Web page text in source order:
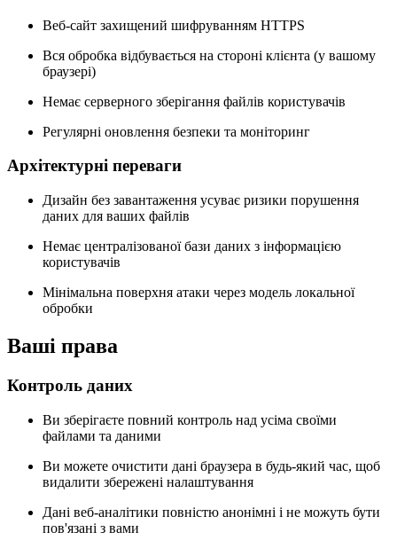
Веб-сайт захищений шифруванням HTTPS
Вся обробка відбувається на стороні клієнта (у вашому
браузері)
Немає серверного зберігання файлів користувачів
Регулярні оновлення безпеки та моніторинг
Архітектурні переваги
Дизайн без завантаження усуває ризики порушення
даних для ваших файлів
Немає централізованої бази даних з інформацією
користувачів
Мінімальна поверхня атаки через модель локальної
обробки
Ваші права
Контроль даних
Ви зберігаєте повний контроль над усіма своїми
файлами та даними
Ви можете очистити дані браузера в будь-який час, щоб
видалити збережені налаштування
Дані веб-аналітики повністю анонімні і не можуть бути
пов'язані з вами